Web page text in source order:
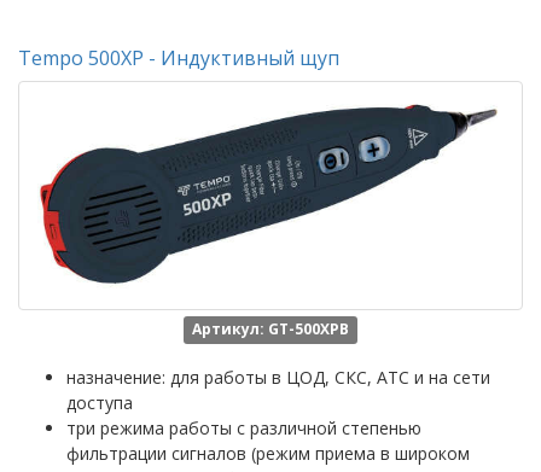
Tempo 500XP - Индуктивный щуп
Артикул: GT-500XPB
назначение: для работы в ЦОД, СКС, АТС и на сети
доступа
три режима работы с различной степенью
фильтрации сигналов (режим приема в широком